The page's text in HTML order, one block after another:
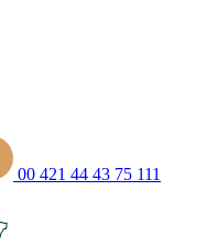
00 421 44 43 75 111